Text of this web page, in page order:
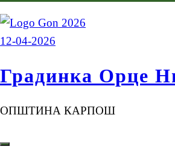
Градинка Орце
ОПШТИНА КАРПОШ